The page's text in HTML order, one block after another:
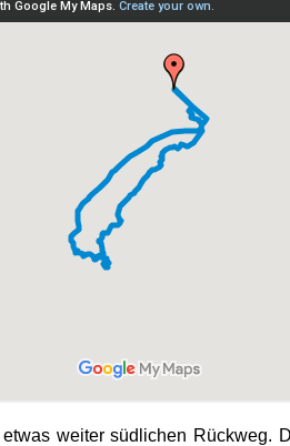
weiter südlichen Rückweg.